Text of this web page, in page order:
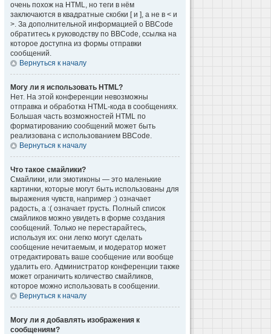
очень похож на HTML, но теги в нём
заключаются в квадратные скобки [ и ], а не в < и
>. За дополнительной информацией о BBCode
обратитесь к руководству по BBCode, ссылка на
которое доступна из формы отправки
сообщений.
Вернуться к началу
Могу ли я использовать HTML?
Нет. На этой конференции невозможны
отправка и обработка HTML-кода в сообщениях.
Большая часть возможностей HTML по
форматированию сообщений может быть
реализована с использованием BBCode.
Вернуться к началу
Что такое смайлики?
Смайлики, или эмотиконы — это маленькие
картинки, которые могут быть использованы для
выражения чувств, например :) означает
радость, а :( означает грусть. Полный список
смайликов можно увидеть в форме создания
сообщений. Только не перестарайтесь,
используя их: они легко могут сделать
сообщение нечитаемым, и модератор может
отредактировать ваше сообщение или вообще
удалить его. Администратор конференции также
может ограничить количество смайликов,
которое можно использовать в сообщении.
Вернуться к началу
Могу ли я добавлять изображения к
сообщениям?